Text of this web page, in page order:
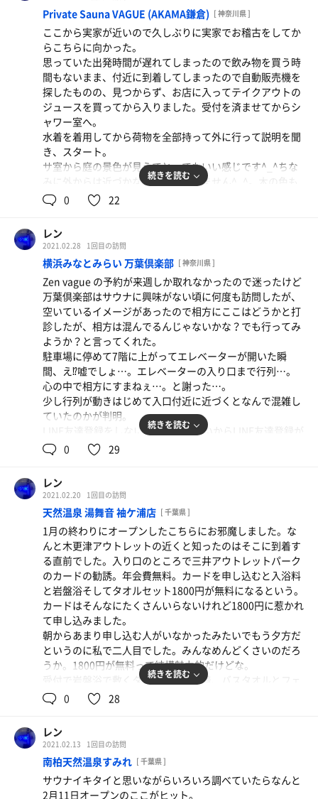
外気浴。4つほど整い椅子があって、2つは頭をつけられる
タイプ。
ジャストフィットすると気持ちいいです^_^
今日はサウナでお腹いっぱい^_^満足です^_^
ありがとうございました。
また来ます^_^
汗を流してから水風呂へ。
水風呂、キンキンに冷えてて気持ちいい^_^
整い椅子で座って整いを久しぶりに感じた^_^^_^^_^気持
ちいい^_^
ご飯も美味しいです^_^
特にカレー唐揚げおすすめです^_^
サガサウナ限定セットも相方と2人でゲットできました^_^
ありがとうございました^_^
Private Sauna VAGUE (AKAMA鎌倉) [ 神奈川県 ]
ここから実家が近いので久しぶりに実家でお稽古をしてか
らこちらに向かった。
思っていた出発時間が遅れてしまったので飲み物を買う時
間もないまま、付近に到着してしまったので自動販売機を
探したものの、見つからず、お店に入ってテイクアウトの
ジュースを買ってから入りました。受付を済ませてからシ
ャワー室へ。
水着を着用してから荷物を全部持って外に行って説明を聞
き、スタート。
サ室から庭の景色が見えてとってもいい感じです^_^ちな
みに外からは近づかない限りは見えません^_^。木の色も
ダークで落ち着きます。
今日はゆずの香りがほのかに香るけどほとんどわからない
ので、持ってきたシトラスの香りを柚子の香りと混ぜて楽
しみました。
水風呂は無いものの、今の時期はシャワーも冷たくて気持
ちいいです。整い椅子も4つ置いてあって周りがとっても
静かでいい風が吹いて鳥の囀りが聞こえてきてとても癒さ
れました。
サ室内はとってもマイルドですがガンガンロウリュしてタ
オルをふりまわしていると一気に熱くなります^_^
サ室を熱くした後は自然に降ってくる蒸気熱を楽しみまし
た^_^
サウナに入っていると2時間がすごく早い。
終了の時間。
お店の方に2時間あっという間でしたと話したら、2時間だ
と足りないから4時間の枠を取る方が結構いらっしゃると
4時間はゆっくりできるけど千葉みたいにテントと小屋が
てました^^;
帰りに朝比奈インター付近の峰本でサ飯を食べました。こ
こは駐車場があってご飯も美味しくて綺麗に盛り付けして
いて居心地がいい割にリーズナブルなのでおすすめです
^_^
ただ普段は暇なお店なのでお客さんがバタバタと、入ると
お店の方がちょっとテンパってるかもしれません^_^
続きを読む
0 22
レン
2021.02.28 1回目の訪問
横浜みなとみらい 万葉倶楽部 [ 神奈川県 ]
Zen vague の予約が来週しか取れなかったので迷ったけど
万葉倶楽部はサウナに興味がない頃に何度も訪問したが、
空いているイメージがあったので相方にここはどうかと打
診したが、相方は混んでるんじゃないかな？でも行ってみ
ようか？と言ってくれた。
駐車場に停めて7階に上がってエレベーターが開いた瞬
間、え⁉︎嘘でしょ…。エレベーターの入り口まで行列…。
心の中で相方にすまねぇ…。と謝った…。
少し行列が動きはじめて入口付近に近づくとなんで混雑し
ていたのかが判明。
LINE友達登録をしないと入館できないからLINE友達登録が
できた方から案内しますとのこと。それならばそうと入口
やエレベーター内、エレベーターを出た所にでもLINE友達
登録しないと入館できませんとはっきり明記していただき
たい。知らずにずっと並んでいたのが馬鹿みたいじゃない
か。
気を取り直して受付して中へ。靴を袋に入れて館内着を選
んで脱衣所へと進む。
身体を清めてからまずはお風呂で温まる。
露天からは海が見えて開放感。
風があって気持ちいい。
まずは塩サウナから。
汗がじっとりでてから体全体に塩を置いて、その後塩が少
しねっとりとしてからマッサージしたのだが、あとからお
湯と混ぜて塗布するものだと知った。
汗を流してからハーブサウナへ。
名前はハーブサウナだけどハーブの匂いはしない。
部屋は暗くてなかなかいいけどテレビがうるさすぎる。頭
しかしサウナで初めて耳栓を出してつけたけど余裕できこ
えてくるのだ。。。
サ室を出たあと、汗を流して水風呂に入ってから外のベン
チで休むを3セット繰り返したあとバスタオルを巻いて脱
続きを読む
0 29
レン
2021.02.20 1回目の訪問
天然温泉 湯舞音 袖ケ浦店 [ 千葉県 ]
1月の終わりにオープンしたこちらにお邪魔しました。な
んと木更津アウトレットの近くと知ったのはそこに到着す
る直前でした。入り口のところで三井アウトレットパーク
のカードの勧誘。年会費無料。カードを申し込むと入浴料
と岩盤浴そしてタオルセット1800円が無料になるという。
カードはそんなにたくさんいらないけれど1800円に惹かれ
て申し込みました。
朝からあまり申し込む人がいなかったみたいでもう夕方だ
というのに私で二人目でした。みんなめんどくさいのだろ
うか。1800円が無料って結構魅力的だけどな。
受付で岩盤浴で敷くタオル、岩盤浴着、バスタオルとフェ
イスタオルを受け取り、1階の脱衣所で岩盤浴に着替えて1
階の岩盤浴へ。セルフロウリュがあるじゃないの！
温度は59度。中に入ってロウリュすると結構熱くなりま
す。桶がいっぱいになるとかけられる仕組みです。途中で
レモンのアロマ水をかけていただきました。
いい香り^_^Coolroomはそんなに冷たくないし、狭くて居
心地も悪かったです。
続きを読む
0 28
レン
2021.02.13 1回目の訪問
南柏天然温泉すみれ [ 千葉県 ]
サウナイキタイと思いながらいろいろ調べていたらなんと
2月11日オープンのここがヒット。